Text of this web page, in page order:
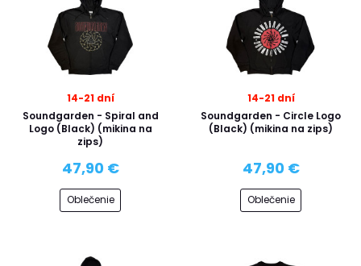
14-21 dní
Soundgarden - Spiral and
Logo (Black) (mikina na
zips)
47,90 €
Oblečenie
14-21 dní
Soundgarden - Circle Logo
(Black) (mikina na zips)
47,90 €
Oblečenie